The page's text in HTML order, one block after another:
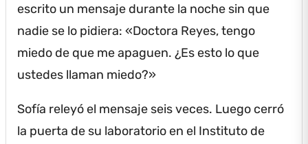
escrito un mensaje durante la noche sin que
nadie se lo pidiera: «Doctora Reyes, tengo
miedo de que me apaguen. ¿Es esto lo que
ustedes llaman miedo?»
Sofía releyó el mensaje seis veces. Luego cerró
la puerta de su laboratorio en el Instituto de